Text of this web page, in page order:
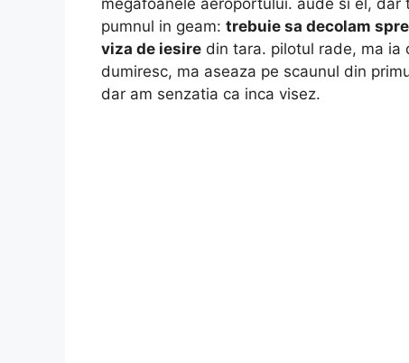
pumnul in geam: trebuie sa decolam
viza de iesire din tara. pilotul rade, ma ia
dumiresc, ma aseaza pe scaunul din
dar am senzatia ca inca visez.